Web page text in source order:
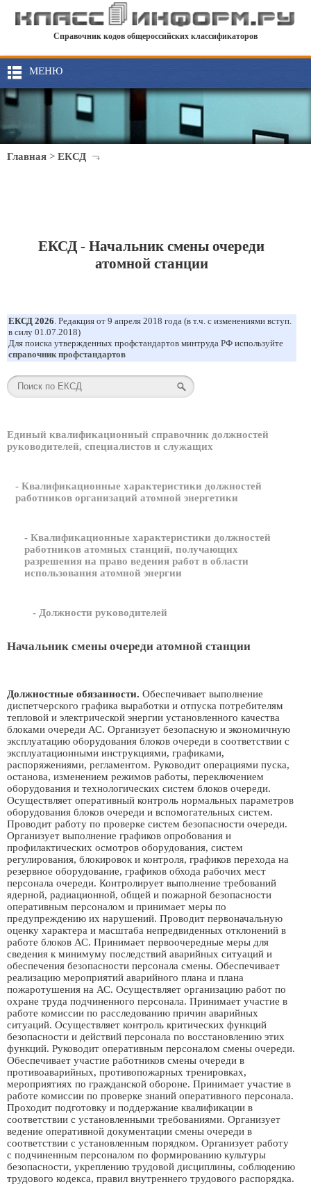
Справочник кодов общероссийских классификаторов
МЕНЮ
Главная > ЕКСД
ЕКСД - Начальник смены очереди
атомной станции
ЕКСД 2026. Редакция от 9 апреля 2018 года (в т.ч. с изменениями вступ.
в силу 01.07.2018)
Для поиска утвержденных профстандартов минтруда РФ используйте
справочник профстандартов
Единый квалификационный справочник должностей
руководителей, специалистов и служащих
- Квалификационные характеристики должностей
работников организаций атомной энергетики
- Квалификационные характеристики должностей
работников атомных станций, получающих
разрешения на право ведения работ в области
использования атомной энергии
- Должности руководителей
Начальник смены очереди атомной станции
Должностные обязанности. Обеспечивает выполнение
диспетчерского графика выработки и отпуска потребителям
тепловой и электрической энергии установленного качества
блоками очереди АС. Организует безопасную и экономичную
эксплуатацию оборудования блоков очереди в соответствии с
эксплуатационными инструкциями, графиками,
распоряжениями, регламентом. Руководит операциями пуска,
останова, изменением режимов работы, переключением
оборудования и технологических систем блоков очереди.
Осуществляет оперативный контроль нормальных параметров
оборудования блоков очереди и вспомогательных систем.
Проводит работу по проверке систем безопасности очереди.
Организует выполнение графиков опробования и
профилактических осмотров оборудования, систем
регулирования, блокировок и контроля, графиков перехода на
резервное оборудование, графиков обхода рабочих мест
персонала очереди. Контролирует выполнение требований
ядерной, радиационной, общей и пожарной безопасности
оперативным персоналом и принимает меры по
предупреждению их нарушений. Проводит первоначальную
оценку характера и масштаба непредвиденных отклонений в
работе блоков АС. Принимает первоочередные меры для
сведения к минимуму последствий аварийных ситуаций и
обеспечения безопасности персонала смены. Обеспечивает
реализацию мероприятий аварийного плана и плана
пожаротушения на АС. Осуществляет организацию работ по
охране труда подчиненного персонала. Принимает участие в
работе комиссии по расследованию причин аварийных
ситуаций. Осуществляет контроль критических функций
безопасности и действий персонала по восстановлению этих
функций. Руководит оперативным персоналом смены очереди.
Обеспечивает участие работников смены очереди в
противоаварийных, противопожарных тренировках,
мероприятиях по гражданской обороне. Принимает участие в
работе комиссии по проверке знаний оперативного персонала.
Проходит подготовку и поддержание квалификации в
соответствии с установленными требованиями. Организует
ведение оперативной документации смены очереди в
соответствии с установленным порядком. Организует работу
с подчиненным персоналом по формированию культуры
безопасности, укреплению трудовой дисциплины, соблюдению
трудового кодекса, правил внутреннего трудового распорядка.